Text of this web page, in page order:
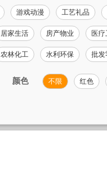
游戏动漫 工艺礼品
居家生活 房产物业 医
农林化工 水利环保 批发
颜色 不限 红色